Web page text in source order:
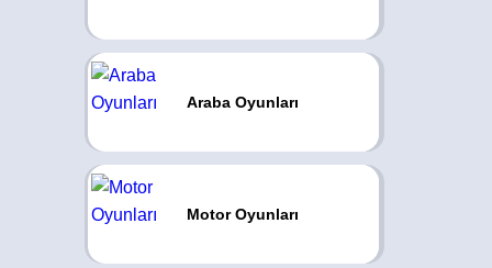
Araba Oyunları
Motor Oyunları